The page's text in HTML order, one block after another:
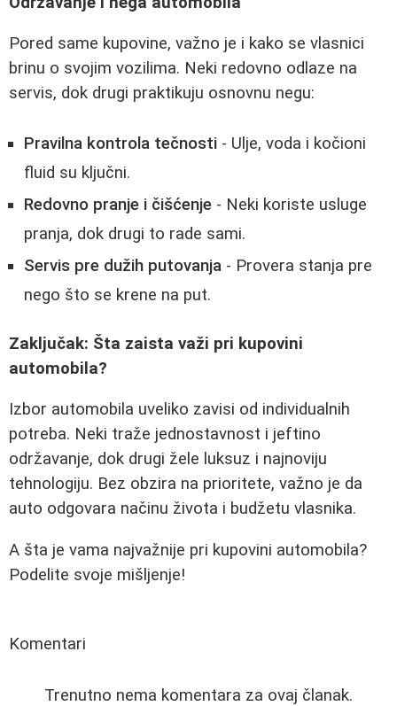
Pored same kupovine, važno je i kako se vlasnici
brinu o svojim vozilima. Neki redovno odlaze na
servis, dok drugi praktikuju osnovnu negu:
Pravilna kontrola tečnosti - Ulje, voda i kočioni
fluid su ključni.
Redovno pranje i čišćenje - Neki koriste usluge
pranja, dok drugi to rade sami.
Servis pre dužih putovanja - Provera stanja pre
nego što se krene na put.
Zaključak: Šta zaista važi pri kupovini
automobila?
Izbor automobila uveliko zavisi od individualnih
potreba. Neki traže jednostavnost i jeftino
održavanje, dok drugi žele luksuz i najnoviju
tehnologiju. Bez obzira na prioritete, važno je da
auto odgovara načinu života i budžetu vlasnika.
A šta je vama najvažnije pri kupovini automobila?
Podelite svoje mišljenje!
Komentari
Trenutno nema komentara za ovaj članak.